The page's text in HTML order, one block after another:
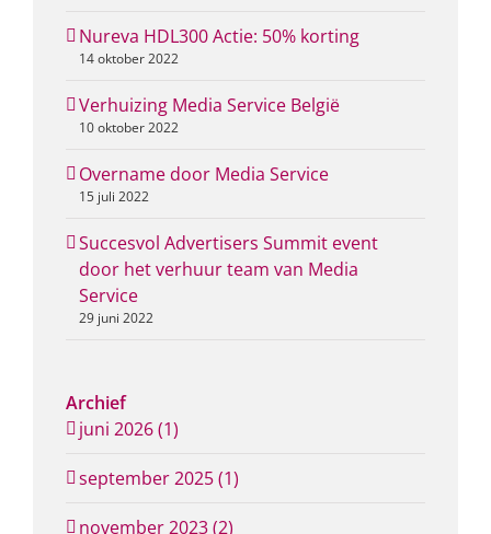
Nureva HDL300 Actie: 50% korting
14 oktober 2022
Verhuizing Media Service België
10 oktober 2022
Overname door Media Service
15 juli 2022
Succesvol Advertisers Summit event
door het verhuur team van Media
Service
29 juni 2022
Archief
juni 2026 (1)
september 2025 (1)
november 2023 (2)